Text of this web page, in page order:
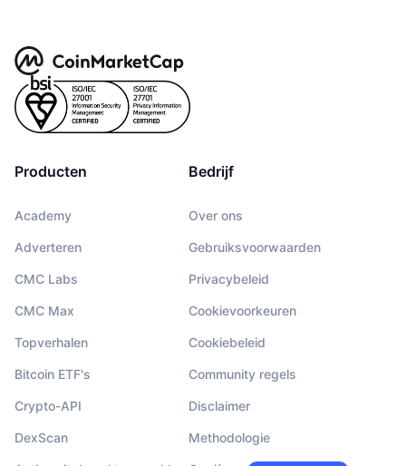
Producten
Academy
Adverteren
CMC Labs
CMC Max
Topverhalen
Bitcoin ETF's
Crypto-API
DexScan
Bedrijf
Over ons
Gebruiksvoorwaarden
Privacybeleid
Cookievoorkeuren
Cookiebeleid
Community regels
Disclaimer
Methodologie